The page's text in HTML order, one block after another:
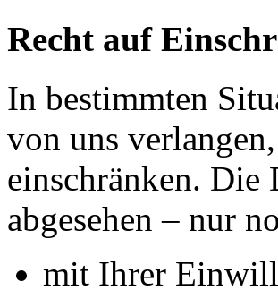
Recht auf
In bestimmten
von uns
einschränken. Die
abgesehen – nur
mit Ihrer